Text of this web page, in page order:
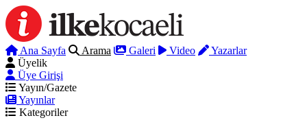
Ana Sayfa Arama Galeri Video
Yazarlar
Üyelik
Üye Girişi
Yayın/Gazete
Yayınlar
Kategoriler